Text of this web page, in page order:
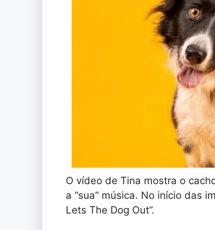
O vídeo de Tina mostra o
a “sua” música. No início das
Lets The Dog Out”.